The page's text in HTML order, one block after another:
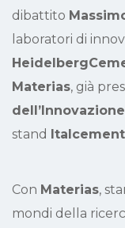
dibattito
laboratori di
Materias, già
dell’Innovazione
stand
Con Materias,
mondi della